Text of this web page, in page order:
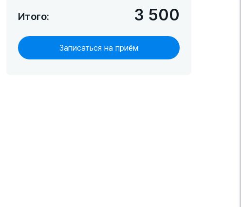
Итого: 3 500
Записаться на приём